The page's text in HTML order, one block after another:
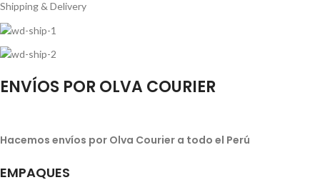
Shipping & Delivery
ENVÍOS POR OLVA COURIER
Hacemos envíos por Olva Courier a todo el Perú
EMPAQUES